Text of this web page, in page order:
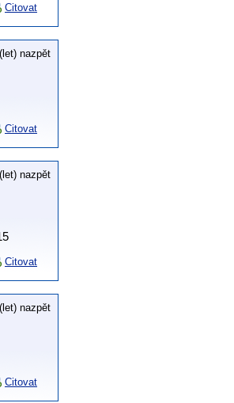
Citovat
nazpět
Citovat
nazpět
Citovat
nazpět
Citovat